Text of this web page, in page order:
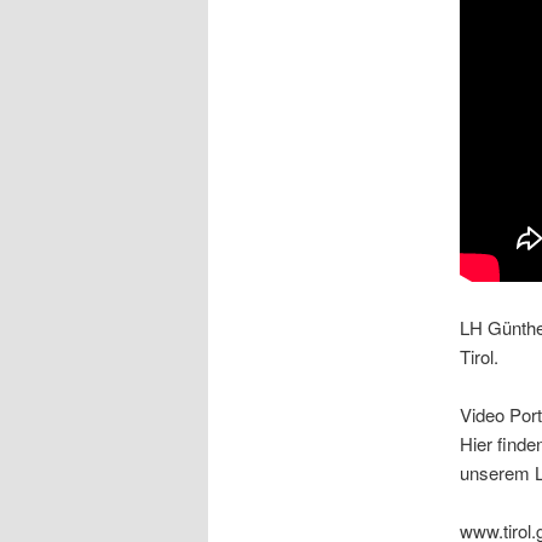
LH
Tirol.
Video
Hier
unserem